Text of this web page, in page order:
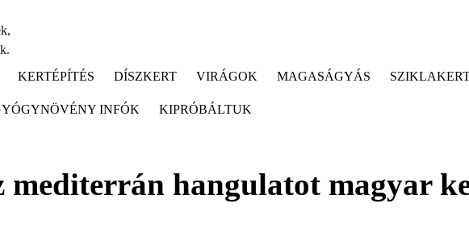
KERTÉPÍTÉS DÍSZKERT VIRÁGOK MAGASÁGYÁS
INFÓK KIPRÓBÁLTUK
mediterrán hangulatot magyar